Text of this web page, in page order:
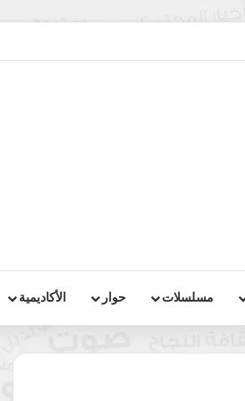
مسلسلات حوار الأكاديمية